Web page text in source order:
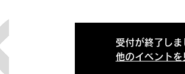
受付が終了しま
他のイベントを